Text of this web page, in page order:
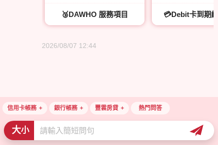
🥉DAWHO 服務項目 💳Debit卡到期
2026/08/07 12:44
信用卡帳務 銀行帳務 豐雲房貸 熱門問答
大小